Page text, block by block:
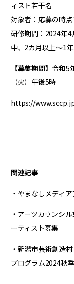
ィスト若干名
対象者：応募の時
研修期間：2024年
中、2カ月以上～1
【募集期間】令和5
（火）午後5時
https://
関連記事
・やまなしメディ
・アーツカウンシ
ーティスト募集
・新潟市芸術創造
プログラム2024秋季